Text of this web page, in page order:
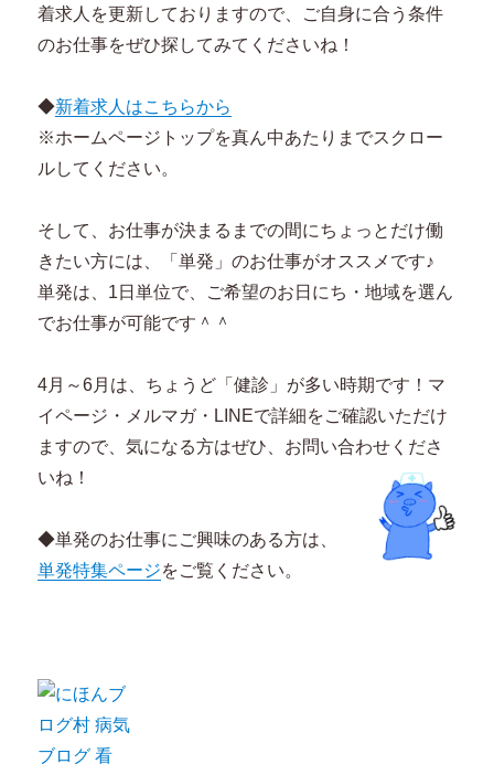
着求人を更新しておりますので、ご自身に合う条件
のお仕事をぜひ探してみてくださいね！
◆新着求人はこちらから
※ホームページトップを真ん中あたりまでスクロー
ルしてください。
そして、お仕事が決まるまでの間にちょっとだけ働
きたい方には、「単発」のお仕事がオススメです♪
単発は、1日単位で、ご希望のお日にち・地域を選ん
でお仕事が可能です＾＾
4月～6月は、ちょうど「健診」が多い時期です！マ
イページ・メルマガ・LINEで詳細をご確認いただけ
ますので、気になる方はぜひ、お問い合わせくださ
いね！
◆単発のお仕事にご興味のある方は、
単発特集ページをご覧ください。